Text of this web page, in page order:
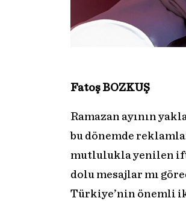
Fatoş BOZKUŞ
Ramazan ayının
bu dönemde
mutlulukla yenilen
dolu mesajlar mı
Türkiye’nin önemli